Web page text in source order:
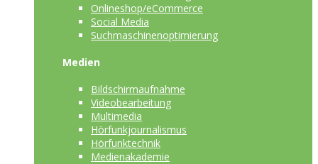
Onlineshop/eCommerce
Social Media
Suchmaschinenoptimierung
Medien
Bildschirmaufnahme
Videobearbeitung
Multimedia
Hörfunkjournalismus
Hörfunktechnik
Medienakademie